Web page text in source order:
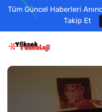
Tüm Güncel Haberleri
Takip Et